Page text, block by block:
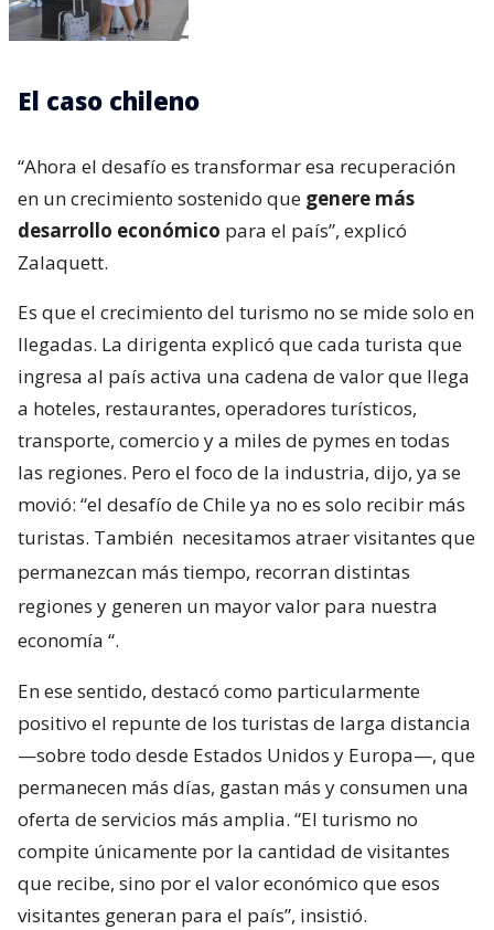
El caso chileno
“Ahora el desafío es transformar esa recuperación
en un crecimiento sostenido que genere más
desarrollo económico para el país”, explicó
Zalaquett.
Es que el crecimiento del turismo no se mide solo en
llegadas. La dirigenta explicó que cada turista que
ingresa al país activa una cadena de valor que llega
a hoteles, restaurantes, operadores turísticos,
transporte, comercio y a miles de pymes en todas
las regiones. Pero el foco de la industria, dijo, ya se
movió: “el desafío de Chile ya no es solo recibir más
turistas. También necesitamos atraer visitantes que
permanezcan más tiempo, recorran distintas
regiones y generen un mayor valor para nuestra
economía “.
En ese sentido, destacó como particularmente
positivo el repunte de los turistas de larga distancia
—sobre todo desde Estados Unidos y Europa—, que
permanecen más días, gastan más y consumen una
oferta de servicios más amplia. “El turismo no
compite únicamente por la cantidad de visitantes
que recibe, sino por el valor económico que esos
visitantes generan para el país”, insistió.